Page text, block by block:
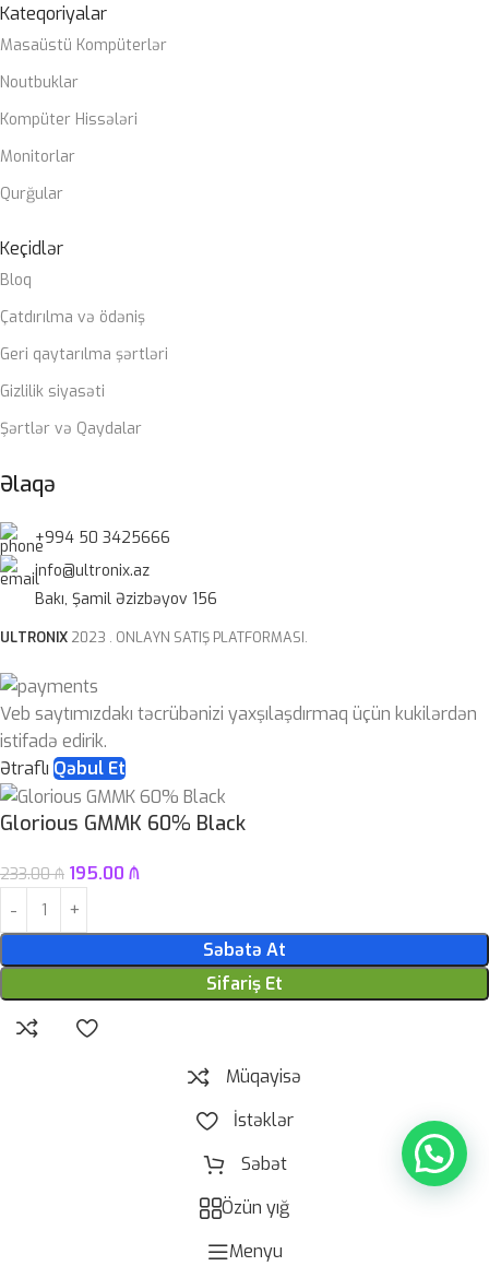
Kateqoriyalar
Masaüstü Kompüterlər
Noutbuklar
Kompüter Hissələri
Monitorlar
Qurğular
Keçidlər
Bloq
Çatdırılma və ödəniş
Geri qaytarılma şərtləri
Gizlilik siyasəti
Şərtlər və Qaydalar
Əlaqə
+994 50 3425666
info@ultronix.az
Bakı, Şamil Əzizbəyov 156
ULTRONIX 2023 . ONLAYN SATIŞ PLATFORMASI.
Veb saytımızdakı təcrübənizi yaxşılaşdırmaq üçün kukilərdən
istifadə edirik.
Ətraflı Qəbul Et
Glorious GMMK 60% Black
233.00₼ 195.00 ₼
Səbətə At
Sifariş Et
Müqayisə
İstəklər
Səbət
Özün yığ
Menyu